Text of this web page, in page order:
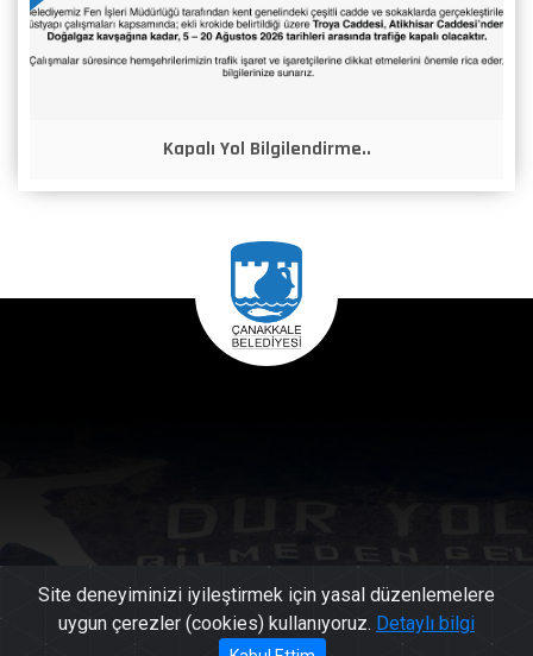
Kapalı Yol Bilgilendirme..
Site deneyiminizi iyileştirmek için yasal düzenlemelere
uygun çerezler (cookies) kullanıyoruz. Detaylı bilgi